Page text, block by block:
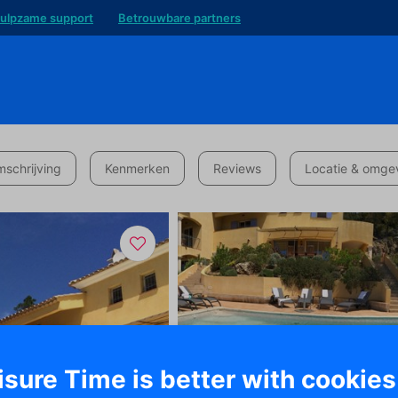
support Betrouwbare partners
Kenmerken Reviews Locatie &
Time is better with